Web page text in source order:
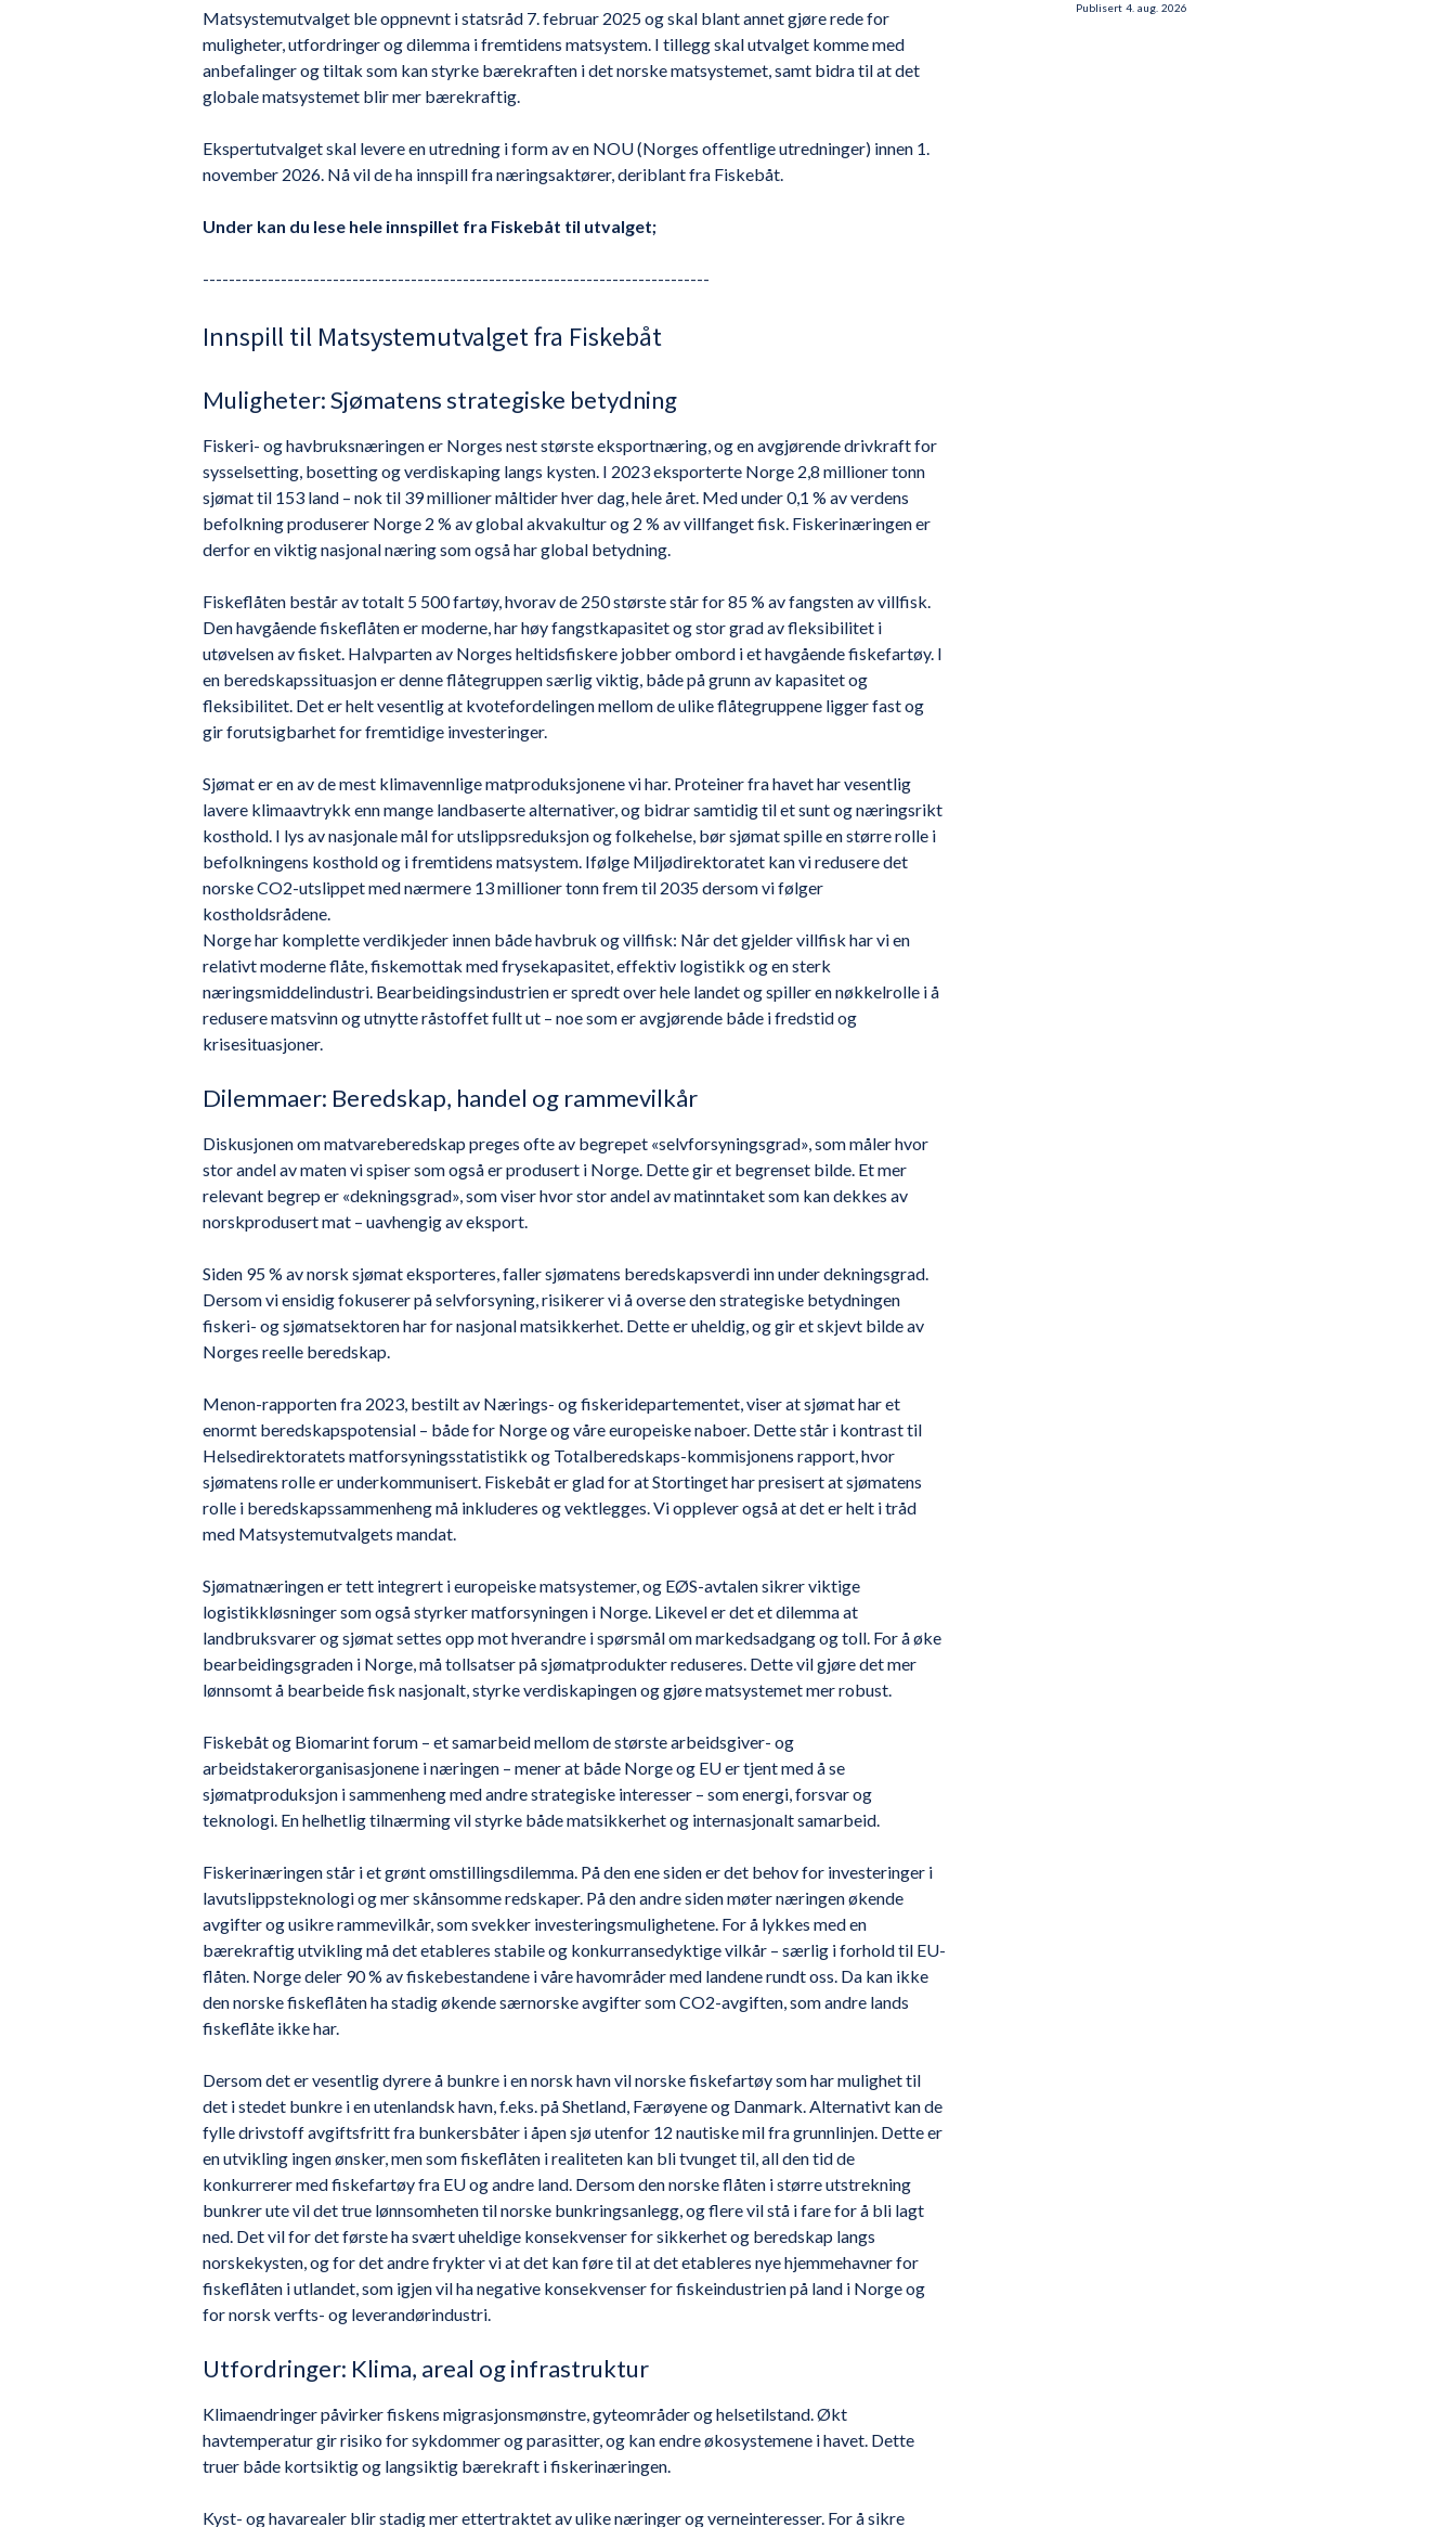
Matsystemutvalget ble oppnevnt i statsråd 7. februar 2025 og skal blant annet gjøre rede for
muligheter, utfordringer og dilemma i fremtidens matsystem. I tillegg skal utvalget komme med
anbefalinger og tiltak som kan styrke bærekraften i det norske matsystemet, samt bidra til at det
globale matsystemet blir mer bærekraftig.
Ekspertutvalget skal levere en utredning i form av en NOU (Norges offentlige utredninger) innen 1.
november 2026. Nå vil de ha innspill fra næringsaktører, deriblant fra Fiskebåt.
Under kan du lese hele innspillet fra Fiskebåt til utvalget;
------------------------------------------------------------------------------
Innspill til Matsystemutvalget fra Fiskebåt
Muligheter: Sjømatens strategiske betydning
Fiskeri- og havbruksnæringen er Norges nest største eksportnæring, og en avgjørende drivkraft for
sysselsetting, bosetting og verdiskaping langs kysten. I 2023 eksporterte Norge 2,8 millioner tonn
sjømat til 153 land – nok til 39 millioner måltider hver dag, hele året. Med under 0,1 % av verdens
befolkning produserer Norge 2 % av global akvakultur og 2 % av villfanget fisk. Fiskerinæringen er
derfor en viktig nasjonal næring som også har global betydning.
Fiskeflåten består av totalt 5 500 fartøy, hvorav de 250 største står for 85 % av fangsten av villfisk.
Den havgående fiskeflåten er moderne, har høy fangstkapasitet og stor grad av fleksibilitet i
utøvelsen av fisket. Halvparten av Norges heltidsfiskere jobber ombord i et havgående fiskefartøy. I
en beredskapssituasjon er denne flåtegruppen særlig viktig, både på grunn av kapasitet og
fleksibilitet. Det er helt vesentlig at kvotefordelingen mellom de ulike flåtegruppene ligger fast og
gir forutsigbarhet for fremtidige investeringer.
Sjømat er en av de mest klimavennlige matproduksjonene vi har. Proteiner fra havet har vesentlig
lavere klimaavtrykk enn mange landbaserte alternativer, og bidrar samtidig til et sunt og næringsrikt
kosthold. I lys av nasjonale mål for utslippsreduksjon og folkehelse, bør sjømat spille en større rolle i
befolkningens kosthold og i fremtidens matsystem. Ifølge Miljødirektoratet kan vi redusere det
norske CO2-utslippet med nærmere 13 millioner tonn frem til 2035 dersom vi følger
kostholdsrådene.
Norge har komplette verdikjeder innen både havbruk og villfisk: Når det gjelder villfisk har vi en
relativt moderne flåte, fiskemottak med frysekapasitet, effektiv logistikk og en sterk
næringsmiddelindustri. Bearbeidingsindustrien er spredt over hele landet og spiller en nøkkelrolle i å
redusere matsvinn og utnytte råstoffet fullt ut – noe som er avgjørende både i fredstid og
krisesituasjoner.
Dilemmaer: Beredskap, handel og rammevilkår
Diskusjonen om matvareberedskap preges ofte av begrepet «selvforsyningsgrad», som måler hvor
stor andel av maten vi spiser som også er produsert i Norge. Dette gir et begrenset bilde. Et mer
relevant begrep er «dekningsgrad», som viser hvor stor andel av matinntaket som kan dekkes av
norskprodusert mat – uavhengig av eksport.
Siden 95 % av norsk sjømat eksporteres, faller sjømatens beredskapsverdi inn under dekningsgrad.
Dersom vi ensidig fokuserer på selvforsyning, risikerer vi å overse den strategiske betydningen
fiskeri- og sjømatsektoren har for nasjonal matsikkerhet. Dette er uheldig, og gir et skjevt bilde av
Norges reelle beredskap.
Menon-rapporten fra 2023, bestilt av Nærings- og fiskeridepartementet, viser at sjømat har et
enormt beredskapspotensial – både for Norge og våre europeiske naboer. Dette står i kontrast til
Helsedirektoratets matforsyningsstatistikk og Totalberedskaps-kommisjonens rapport, hvor
sjømatens rolle er underkommunisert. Fiskebåt er glad for at Stortinget har presisert at sjømatens
rolle i beredskapssammenheng må inkluderes og vektlegges. Vi opplever også at det er helt i tråd
med Matsystemutvalgets mandat.
Sjømatnæringen er tett integrert i europeiske matsystemer, og EØS-avtalen sikrer viktige
logistikkløsninger som også styrker matforsyningen i Norge. Likevel er det et dilemma at
landbruksvarer og sjømat settes opp mot hverandre i spørsmål om markedsadgang og toll. For å øke
bearbeidingsgraden i Norge, må tollsatser på sjømatprodukter reduseres. Dette vil gjøre det mer
lønnsomt å bearbeide fisk nasjonalt, styrke verdiskapingen og gjøre matsystemet mer robust.
Fiskebåt og Biomarint forum – et samarbeid mellom de største arbeidsgiver- og
arbeidstakerorganisasjonene i næringen – mener at både Norge og EU er tjent med å se
sjømatproduksjon i sammenheng med andre strategiske interesser – som energi, forsvar og
teknologi. En helhetlig tilnærming vil styrke både matsikkerhet og internasjonalt samarbeid.
Fiskerinæringen står i et grønt omstillingsdilemma. På den ene siden er det behov for investeringer i
lavutslippsteknologi og mer skånsomme redskaper. På den andre siden møter næringen økende
avgifter og usikre rammevilkår, som svekker investeringsmulighetene. For å lykkes med en
bærekraftig utvikling må det etableres stabile og konkurransedyktige vilkår – særlig i forhold til EU-
flåten. Norge deler 90 % av fiskebestandene i våre havområder med landene rundt oss. Da kan ikke
den norske fiskeflåten ha stadig økende særnorske avgifter som CO2-avgiften, som andre lands
fiskeflåte ikke har.
Dersom det er vesentlig dyrere å bunkre i en norsk havn vil norske fiskefartøy som har mulighet til
det i stedet bunkre i en utenlandsk havn, f.eks. på Shetland, Færøyene og Danmark. Alternativt kan de
fylle drivstoff avgiftsfritt fra bunkersbåter i åpen sjø utenfor 12 nautiske mil fra grunnlinjen. Dette er
en utvikling ingen ønsker, men som fiskeflåten i realiteten kan bli tvunget til, all den tid de
konkurrerer med fiskefartøy fra EU og andre land. Dersom den norske flåten i større utstrekning
bunkrer ute vil det true lønnsomheten til norske bunkringsanlegg, og flere vil stå i fare for å bli lagt
ned. Det vil for det første ha svært uheldige konsekvenser for sikkerhet og beredskap langs
norskekysten, og for det andre frykter vi at det kan føre til at det etableres nye hjemmehavner for
fiskeflåten i utlandet, som igjen vil ha negative konsekvenser for fiskeindustrien på land i Norge og
for norsk verfts- og leverandørindustri.
Utfordringer: Klima, areal og infrastruktur
Klimaendringer påvirker fiskens migrasjonsmønstre, gyteområder og helsetilstand. Økt
havtemperatur gir risiko for sykdommer og parasitter, og kan endre økosystemene i havet. Dette
truer både kortsiktig og langsiktig bærekraft i fiskerinæringen.
Kyst- og havarealer blir stadig mer ettertraktet av ulike næringer og verneinteresser. For å sikre
Publisert 4 aug. 2026